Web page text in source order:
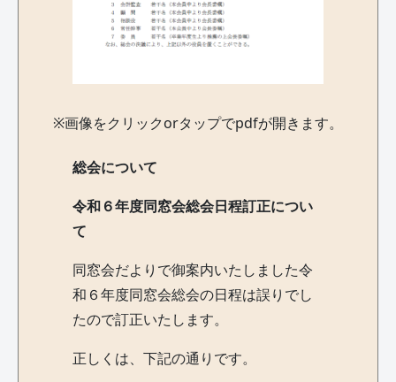
※画像をクリックorタップでpdfが開きます。
総会について
令和６年度同窓会総会日程訂正につい
て
同窓会だよりで御案内いたしました令
和６年度同窓会総会の日程は誤りでし
たので訂正いたします。
正しくは、下記の通りです。